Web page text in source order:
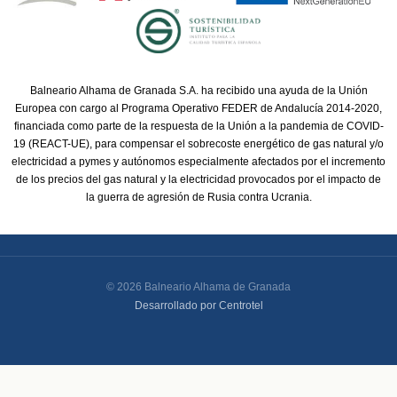
Balneario Alhama de Granada S.A. ha recibido una ayuda de la Unión
Europea con cargo al Programa Operativo FEDER de Andalucía 2014-2020,
financiada como parte de la respuesta de la Unión a la pandemia de COVID-
19 (REACT-UE), para compensar el sobrecoste energético de gas natural y/o
electricidad a pymes y autónomos especialmente afectados por el incremento
de los precios del gas natural y la electricidad provocados por el impacto de
la guerra de agresión de Rusia contra Ucrania.
© 2026 Balneario Alhama de Granada
Desarrollado por Centrotel